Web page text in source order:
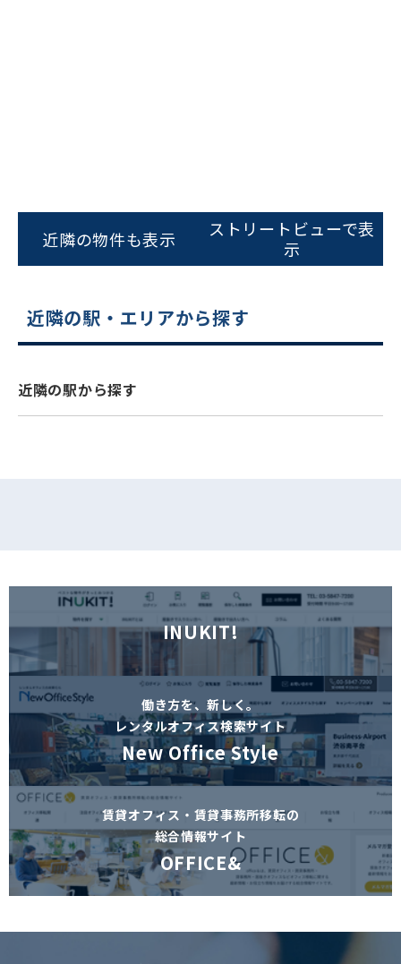
スムーズにご案内できます
0120-620-213
近隣の物件も表示
ストリートビューで表
示
近隣の駅・エリアから探す
近隣の駅から探す
INUKIT!
働き方を、新しく。
レンタルオフィス検索サイト
New Office Style
賃貸オフィス・賃貸事務所移転の
総合情報サイト
OFFICE&